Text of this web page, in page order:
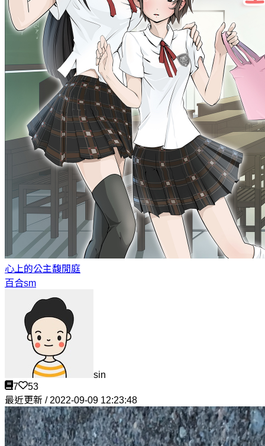
心上的公主馥閒庭
百合sm
sin
7
53
最近更新 / 2022-09-09 12:23:48